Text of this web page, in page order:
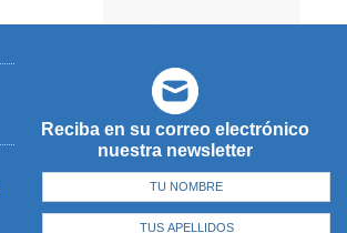
Reciba en su correo electrónico
nuestra newsletter